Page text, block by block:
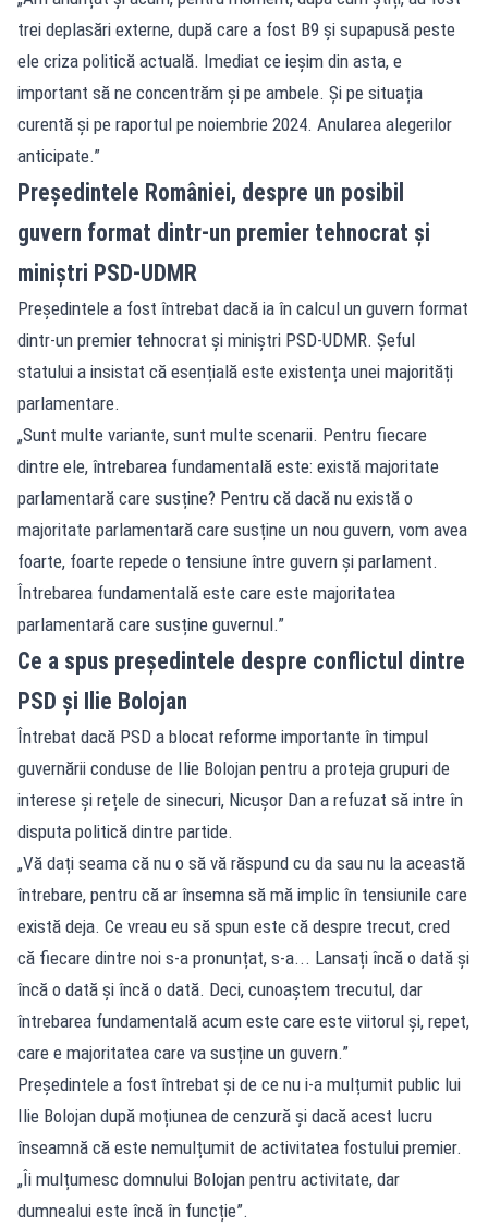
trei deplasări externe, după care a fost B9 și supapusă peste
ele criza politică actuală. Imediat ce ieșim din asta, e
important să ne concentrăm și pe ambele. Și pe situația
curentă și pe raportul pe noiembrie 2024. Anularea alegerilor
anticipate.”
Președintele României, despre un posibil
guvern format dintr-un premier tehnocrat și
miniștri PSD-UDMR
Președintele a fost întrebat dacă ia în calcul un guvern format
dintr-un premier tehnocrat și miniștri PSD-UDMR. Șeful
statului a insistat că esențială este existența unei majorități
parlamentare.
„Sunt multe variante, sunt multe scenarii. Pentru fiecare
dintre ele, întrebarea fundamentală este: există majoritate
parlamentară care susține? Pentru că dacă nu există o
majoritate parlamentară care susține un nou guvern, vom avea
foarte, foarte repede o tensiune între guvern și parlament.
Întrebarea fundamentală este care este majoritatea
parlamentară care susține guvernul.”
Ce a spus președintele despre conflictul dintre
PSD și Ilie Bolojan
Întrebat dacă PSD a blocat reforme importante în timpul
guvernării conduse de Ilie Bolojan pentru a proteja grupuri de
interese și rețele de sinecuri, Nicușor Dan a refuzat să intre în
disputa politică dintre partide.
„Vă dați seama că nu o să vă răspund cu da sau nu la această
întrebare, pentru că ar însemna să mă implic în tensiunile care
există deja. Ce vreau eu să spun este că despre trecut, cred
că fiecare dintre noi s-a pronunțat, s-a... Lansați încă o dată și
încă o dată și încă o dată. Deci, cunoaștem trecutul, dar
întrebarea fundamentală acum este care este viitorul și, repet,
care e majoritatea care va susține un guvern.”
Președintele a fost întrebat și de ce nu i-a mulțumit public lui
Ilie Bolojan după moțiunea de cenzură și dacă acest lucru
înseamnă că este nemulțumit de activitatea fostului premier.
„Îi mulțumesc domnului Bolojan pentru activitate, dar
dumnealui este încă în funcție”.